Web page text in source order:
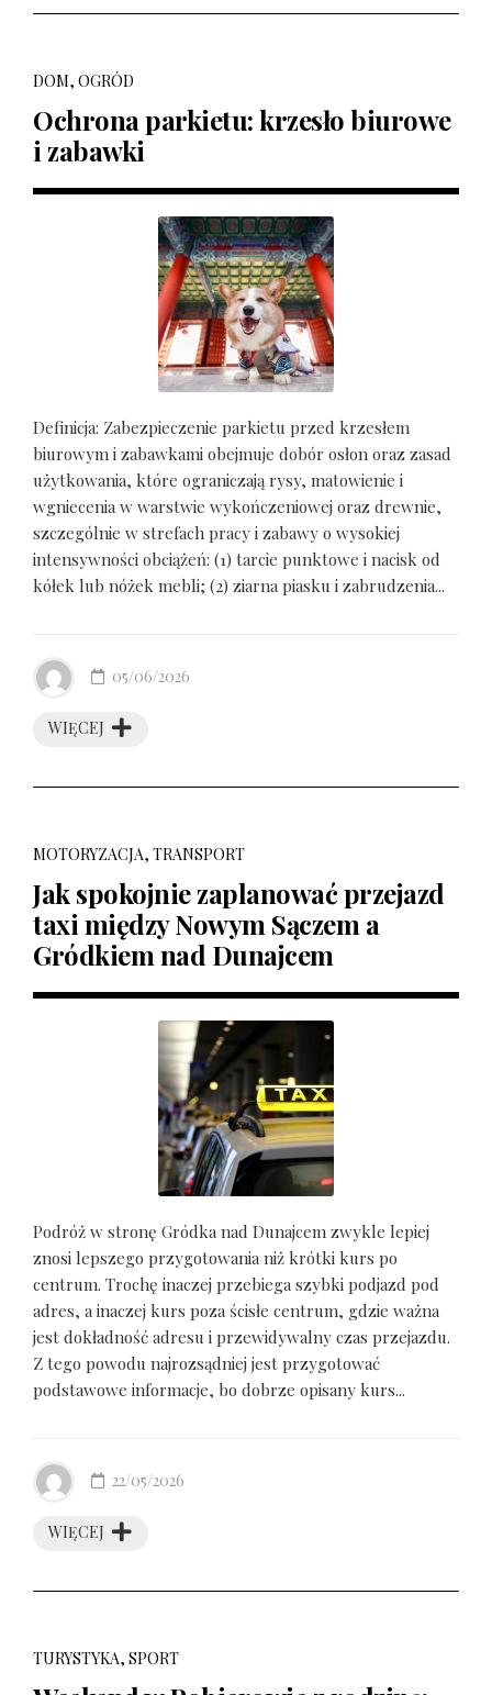
DOM, OGRÓD
Ochrona parkietu: krzesło biurowe
i zabawki
Definicja: Zabezpieczenie parkietu przed krzesłem
biurowym i zabawkami obejmuje dobór osłon oraz zasad
użytkowania, które ograniczają rysy, matowienie i
wgniecenia w warstwie wykończeniowej oraz drewnie,
szczególnie w strefach pracy i zabawy o wysokiej
intensywności obciążeń: (1) tarcie punktowe i nacisk od
kółek lub nóżek mebli; (2) ziarna piasku i zabrudzenia...
WIĘCEJ
05/06/2026
MOTORYZACJA, TRANSPORT
Jak spokojnie zaplanować przejazd
taxi między Nowym Sączem a
Gródkiem nad Dunajcem
Podróż w stronę Gródka nad Dunajcem zwykle lepiej
znosi lepszego przygotowania niż krótki kurs po
centrum. Trochę inaczej przebiega szybki podjazd pod
adres, a inaczej kurs poza ścisłe centrum, gdzie ważna
jest dokładność adresu i przewidywalny czas przejazdu.
Z tego powodu najrozsądniej jest przygotować
podstawowe informacje, bo dobrze opisany kurs...
WIĘCEJ
22/05/2026
TURYSTYKA, SPORT